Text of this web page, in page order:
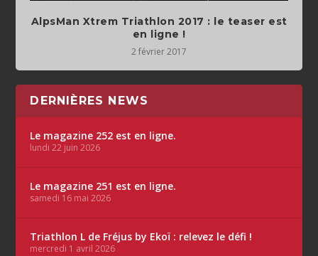
AlpsMan Xtrem Triathlon 2017 : le teaser est
en ligne !
2 février 2017
DERNIÈRES NEWS
Le magazine 252 est en ligne.
lundi 22 juin 2026
Le magazine 251 est en ligne.
samedi 16 mai 2026
Triathlon L de Fréjus by Ekoï : relevez le défi !
mercredi 1 avril 2026